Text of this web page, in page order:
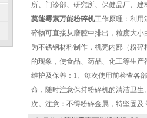
所、门诊部、研究所、保健品厂、
莫能霉素万能粉碎机工作原理： 利用
碎物可直接从磨腔中排出，粒度大
为不锈钢材料制作，机壳内部（粉
的现象，使食品、药品、化工等生产
维护及保养： 1、每次使用前检查各
命，随时注意保持粉碎机的清洁卫生
次。注意：不得粉碎金属，特坚固及